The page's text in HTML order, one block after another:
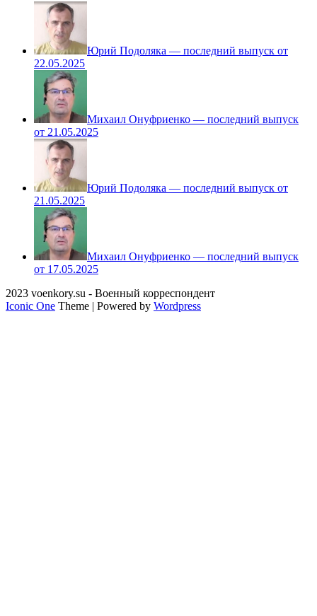
Юрий Подоляка — последний выпуск от
22.05.2025
Михаил Онуфриенко — последний выпуск
от 21.05.2025
Юрий Подоляка — последний выпуск от
21.05.2025
Михаил Онуфриенко — последний выпуск
от 17.05.2025
2023 voenkory.su - Военный корреспондент
Iconic One Theme | Powered by Wordpress